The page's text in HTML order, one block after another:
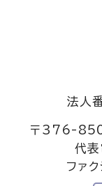
法人
〒376-
代
ファ